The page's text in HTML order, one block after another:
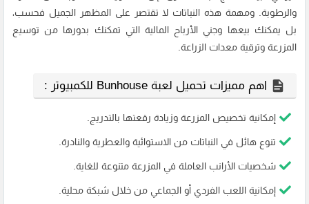
والرطوبة. ومهمة هذه النباتات لا تقتصر على المظهر الجميل فحسب،
بل يمكنك بيعها وجني الأرباح المالية التي تمكنك بدورها من توسيع
المزرعة وترقية معدات الزراعة.
اهم مميزات تحميل لعبة Bunhouse للكمبيوتر :
إمكانية تخصيص المزرعة وزيادة رقعتها بالتدريج.
تنوع هائل في النباتات من الاستوائية والعطرية والنادرة.
شخصيات الأرانب العاملة في المزرعة متنوعة للغاية.
إمكانية اللعب الفردي أو الجماعي من خلال شبكة محلية.